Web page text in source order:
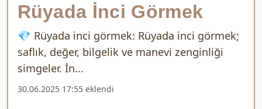
Rüyada İnci Görmek
💎 Rüyada inci görmek: Rüyada inci görmek;
saflık, değer, bilgelik ve manevi zenginliği
simgeler. İn...
30.06.2025 17:55 eklendi